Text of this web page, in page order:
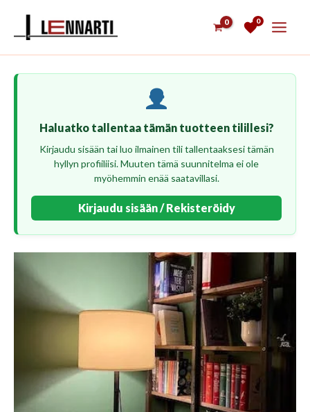
0
Haluatko tallentaa tämän tuotteen tilillesi?
Kirjaudu sisään tai luo ilmainen tili tallentaaksesi tämän
hyllyn profiiliisi. Muuten tämä suunnitelma ei ole
myöhemmin enää saatavillasi.
Kirjaudu sisään / Rekisteröidy